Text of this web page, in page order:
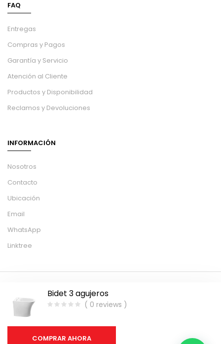
Bidet 3 agujeros
( 0 reviews )
COMPRAR AHORA
FAQ
Entregas
Compras y Pagos
Garantía y Servicio
Atención al Cliente
Productos y Disponibilidad
Reclamos y Devoluciones
INFORMACIÓN
Nosotros
Contacto
Ubicación
Email
WhatsApp
Linktree
Maipú Mendoza – We Claw
Privacidad
Términos